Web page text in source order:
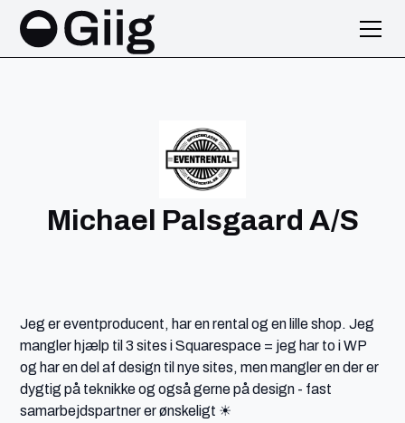
Michael Palsgaard A/S
Jeg er eventproducent, har en rental og en lille shop. Jeg
mangler hjælp til 3 sites i Squarespace = jeg har to i WP
og har en del af design til nye sites, men mangler en der er
dygtig på teknikke og også gerne på design - fast
samarbejdspartner er ønskeligt ☀